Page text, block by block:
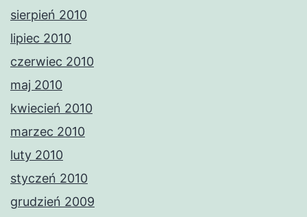
sierpień 2010
lipiec 2010
czerwiec 2010
maj 2010
kwiecień 2010
marzec 2010
luty 2010
styczeń 2010
grudzień 2009